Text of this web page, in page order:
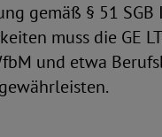
gemäß § 51
muss die GE
und etwa